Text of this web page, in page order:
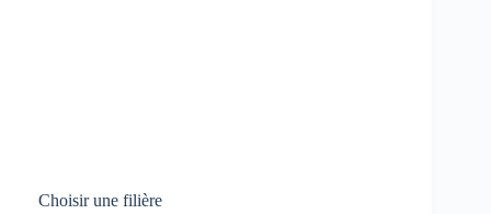
Choisir une filière